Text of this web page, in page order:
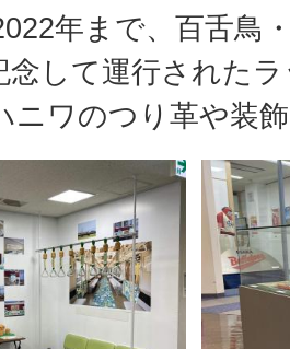
年まで、百舌鳥
念して運行された
ニワのつり革や装